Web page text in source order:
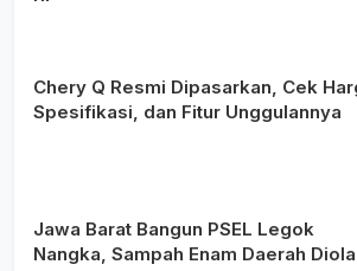
Chery Q Resmi Dipasarkan, Cek
Spesifikasi, dan Fitur Unggulannya
Jawa Barat Bangun PSEL Legok
Nangka, Sampah Enam Daerah